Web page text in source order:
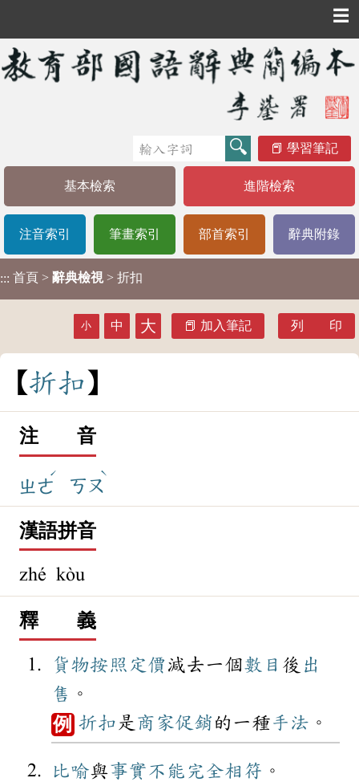
☰
學習筆記
基本檢索 進階檢索
注音索引 筆畫索引 部首索引 辭典附錄
::: 首頁 > 辭典檢視 > 折扣
小 中 大 加入筆記 列 印
折扣
注 音
ㄓㄜ
ˊ
ㄎㄡ
ˋ
漢語拼音
zhé kòu
釋 義
貨物按照 定價減去一個數目 後 出
售 。
例 折扣 是 商家促銷 的一種手法 。
比喻與事實不能 完全相符 。